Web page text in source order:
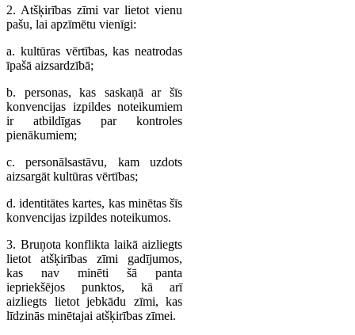
2. Atšķirības zīmi var lietot vienu
pašu, lai apzīmētu vienīgi:
a. kultūras vērtības, kas neatrodas
īpašā aizsardzībā;
b. personas, kas saskaņā ar šīs
konvencijas izpildes noteikumiem
ir atbildīgas par kontroles
pienākumiem;
c. personālsastāvu, kam uzdots
aizsargāt kultūras vērtības;
d. identitātes kartes, kas minētas šīs
konvencijas izpildes noteikumos.
3. Bruņota konflikta laikā aizliegts
lietot atšķirības zīmi gadījumos,
kas nav minēti šā panta
iepriekšējos punktos, kā arī
aizliegts lietot jebkādu zīmi, kas
līdzinās minētajai atšķirības zīmei.